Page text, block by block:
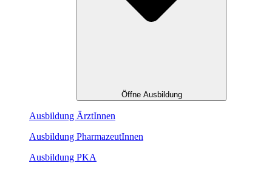
Öffne Ausbildung
Ausbildung ÄrztInnen
Ausbildung PharmazeutInnen
Ausbildung PKA